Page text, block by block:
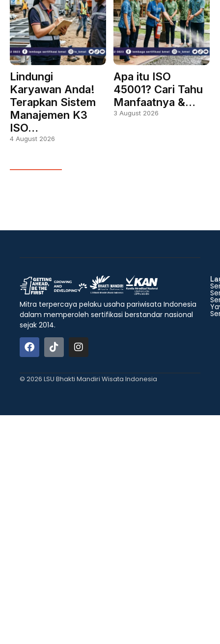
Lindungi
Karyawan Anda!
Terapkan Sistem
Manajemen K3
ISO…
4 August 2026
Apa itu ISO
45001? Cari Tahu
Manfaatnya &…
3 August 2026
Mitra terpercaya pelaku usaha pariwisata Indonesia
dalam memperoleh sertifikasi berstandar nasional
sejak 2014.
© 2026 LSU Bhakti Mandiri Wisata Indonesia